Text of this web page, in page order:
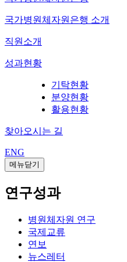
국가병원체자원은행 소개
직원소개
성과현황
기탁현황
분양현황
활용현황
찾아오시는 길
ENG
메뉴닫기
연구성과
병원체자원 연구
국제교류
연보
뉴스레터